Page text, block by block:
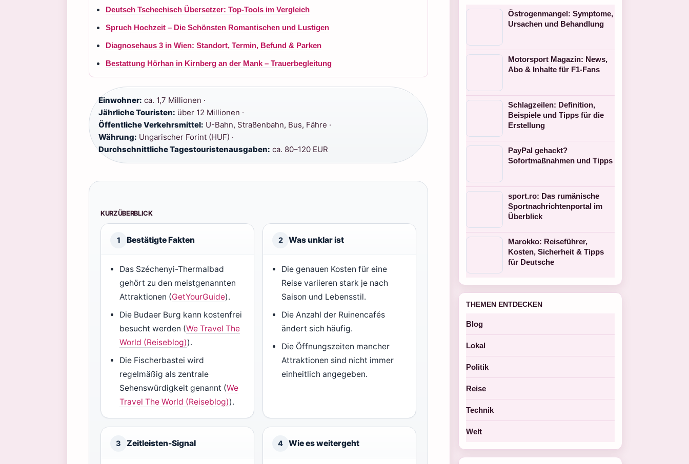
Deutsch Tschechisch Übersetzer: Top-Tools im Vergleich
Spruch Hochzeit – Die Schönsten Romantischen und Lustigen
Diagnosehaus 3 in Wien: Standort, Termin, Befund & Parken
Bestattung Hörhan in Kirnberg an der Mank – Trauerbegleitung
Einwohner: ca. 1,7 Millionen ·
Jährliche Touristen: über 12 Millionen ·
Öffentliche Verkehrsmittel: U-Bahn, Straßenbahn, Bus, Fähre ·
Währung: Ungarischer Forint (HUF) ·
Durchschnittliche Tagestouristenausgaben: ca. 80–120 EUR
KURZÜBERBLICK
1 Bestätigte Fakten
Das Széchenyi-Thermalbad
gehört zu den meistgenannten
Attraktionen (GetYourGuide).
Die Budaer Burg kann kostenfrei
besucht werden (We Travel The
World (Reiseblog)).
Die Fischerbastei wird
regelmäßig als zentrale
Sehenswürdigkeit genannt (We
Travel The World (Reiseblog)).
2 Was unklar ist
Die genauen Kosten für eine
Reise variieren stark je nach
Saison und Lebensstil.
Die Anzahl der Ruinencafés
ändert sich häufig.
Die Öffnungszeiten mancher
Attraktionen sind nicht immer
einheitlich angegeben.
3 Zeitleisten-Signal 4 Wie es weitergeht
Östrogenmangel: Symptome,
Ursachen und Behandlung
Motorsport Magazin: News,
Abo & Inhalte für F1-Fans
Schlagzeilen: Definition,
Beispiele und Tipps für die
Erstellung
PayPal gehackt?
Sofortmaßnahmen und Tipps
sport.ro: Das rumänische
Sportnachrichtenportal im
Überblick
Marokko: Reiseführer,
Kosten, Sicherheit & Tipps
für Deutsche
THEMEN ENTDECKEN
Blog
Lokal
Politik
Reise
Technik
Welt